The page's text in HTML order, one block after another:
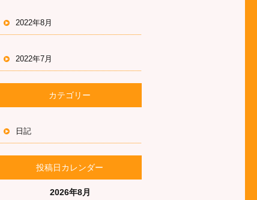
2022年8月
2022年7月
カテゴリー
日記
投稿日カレンダー
2026年8月